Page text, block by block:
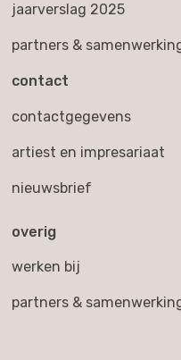
jaarverslag 2025
partners &
contact
contactgegevens
artiest en impresariaat
nieuwsbrief
overig
werken bij
partners &